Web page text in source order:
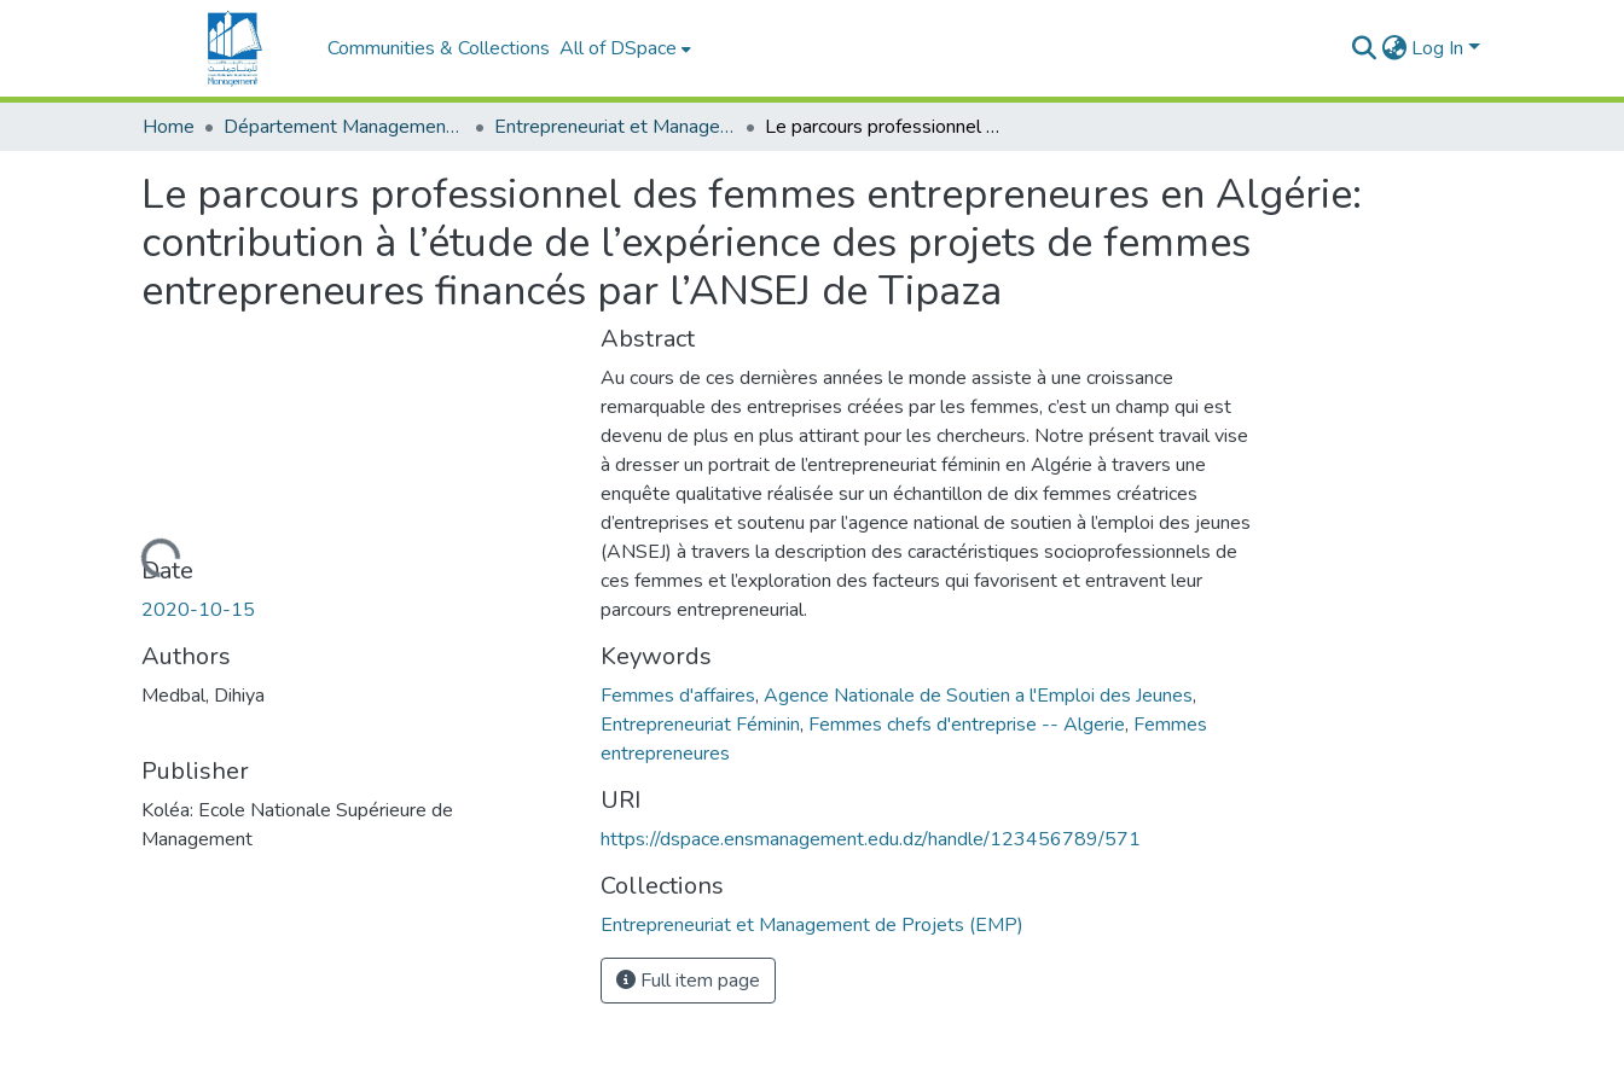
Communities & Collections All of DSpace Log In
Home Département Management et Entrepreneuriat Entrepreneuriat et Management de Projets (EMP) Le parcours professionnel des femmes entrepreneures en Algérie: contribution à l’étude de l’expérience des projets de femmes entrepreneures financés par l’ANSEJ de Tipaza
Le parcours professionnel des femmes entrepreneures en Algérie:
contribution à l’étude de l’expérience des projets de femmes
entrepreneures financés par l’ANSEJ de Tipaza
Loading...
Date
2020-10-15
Authors
Medbal, Dihiya
Publisher
Koléa: Ecole Nationale Supérieure de
Management
Abstract
Au cours de ces dernières années le monde assiste à une croissance
remarquable des entreprises créées par les femmes, c’est un champ qui est
devenu de plus en plus attirant pour les chercheurs. Notre présent travail vise
à dresser un portrait de l’entrepreneuriat féminin en Algérie à travers une
enquête qualitative réalisée sur un échantillon de dix femmes créatrices
d’entreprises et soutenu par l’agence national de soutien à l’emploi des jeunes
(ANSEJ) à travers la description des caractéristiques socioprofessionnels de
ces femmes et l’exploration des facteurs qui favorisent et entravent leur
parcours entrepreneurial.
Keywords
Femmes d'affaires, Agence Nationale de Soutien a l'Emploi des Jeunes,
Entrepreneuriat Féminin, Femmes chefs d'entreprise -- Algerie, Femmes
entrepreneures
URI
https://dspace.ensmanagement.edu.dz/handle/123456789/571
Collections
Entrepreneuriat et Management de Projets (EMP)
Full item page